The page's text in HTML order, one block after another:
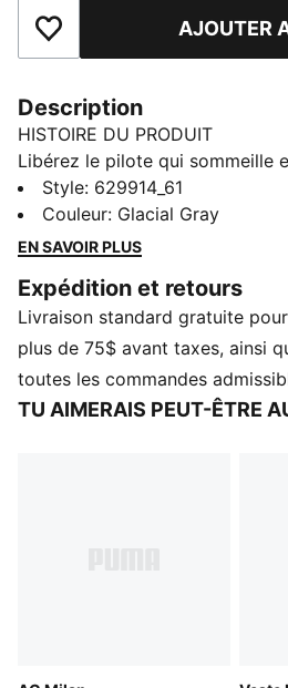
Ajouter à la liste de souhaits
AJOUTER
Description
HISTOIRE DU PRODUIT
Libérez le pilote qui sommeille
veste de saison. Chaque détail
col montant aux écussons
poches passepoilées
tandis que le logo PUMA
votre look. À vos marques,
CARACTÉRISTIQUES ET
Contient au moins 50 % de
DÉTAILS
Style: 629914_61
Couleur: Glacial Gray
EN SAVOIR PLUS
Expédition et retours
Livraison standard gratuite
plus de 75$ avant taxes, ainsi
toutes les commandes
TU AIMERAIS PEUT-ÊTRE